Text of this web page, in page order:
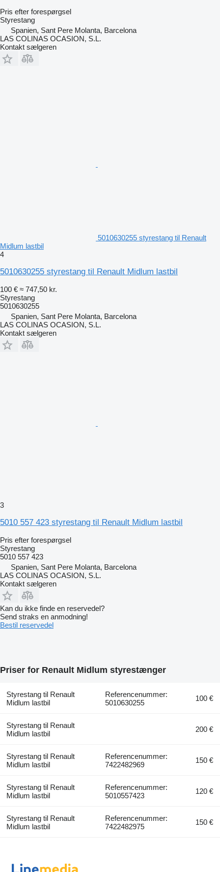
Pris efter forespørgsel
Styrestang
Spanien, Sant Pere Molanta, Barcelona
LAS COLINAS OCASION, S.L.
Kontakt sælgeren
5010630255 styrestang til Renault
Midlum lastbil
4
5010630255 styrestang til Renault Midlum lastbil
100 € ≈ 747,50 kr.
Styrestang
5010630255
Spanien, Sant Pere Molanta, Barcelona
LAS COLINAS OCASION, S.L.
Kontakt sælgeren
3
5010 557 423 styrestang til Renault Midlum lastbil
Pris efter forespørgsel
Styrestang
5010 557 423
Spanien, Sant Pere Molanta, Barcelona
LAS COLINAS OCASION, S.L.
Kontakt sælgeren
Kan du ikke finde en reservedel?
Send straks en anmodning!
Bestil reservedel
Priser for Renault Midlum styrestænger
Styrestang til Renault
Midlum lastbil
Referencenummer:
5010630255
100 €
Styrestang til Renault
Midlum lastbil
200 €
Styrestang til Renault
Midlum lastbil
Referencenummer:
7422482969
150 €
Styrestang til Renault
Midlum lastbil
Referencenummer:
5010557423
120 €
Styrestang til Renault
Midlum lastbil
Referencenummer:
7422482975
150 €